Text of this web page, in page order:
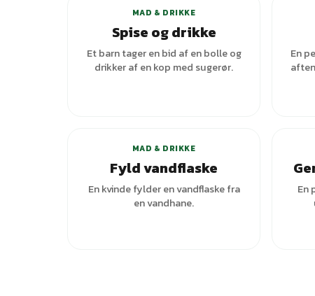
MAD & DRIKKE
Spise og drikke
Et barn tager en bid af en bolle og
drikker af en kop med sugerør.
En
MAD & DRIKKE
Fyld vandflaske
En kvinde fylder en vandflaske fra
en vandhane.
En